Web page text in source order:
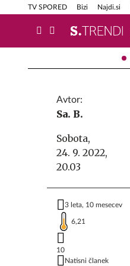
TV SPORED Bizi Najdi.si
Info in obvestila
Avtor:
Sa. B.
Sobota,
24. 9. 2022,
20.03
3 leta, 10 mesecev
6,21
10
Natisni članek